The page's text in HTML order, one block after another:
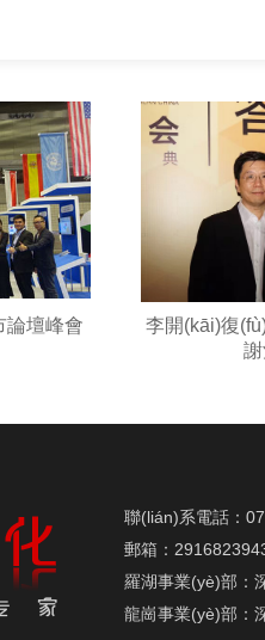
論壇峰會
李開(kāi)復
聯(lián)系電話：
郵箱：
羅湖事業(yè)部：
龍崗事業(yè)部：